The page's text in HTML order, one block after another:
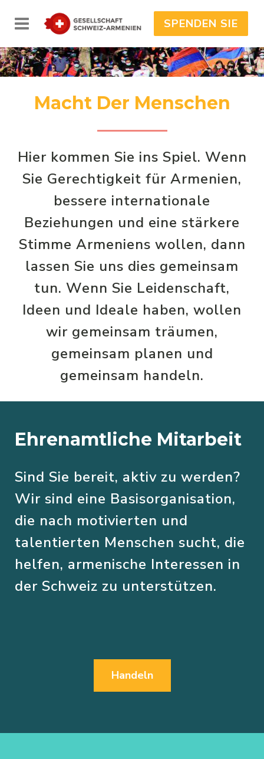
SPENDEN SIE
Macht Der Menschen
Hier kommen Sie ins Spiel. Wenn
Sie Gerechtigkeit für Armenien,
bessere internationale
Beziehungen und eine stärkere
Stimme Armeniens wollen, dann
lassen Sie uns dies gemeinsam
tun. Wenn Sie Leidenschaft,
Ideen und Ideale haben, wollen
wir gemeinsam träumen,
gemeinsam planen und
gemeinsam handeln.
Ehrenamtliche Mitarbeit
Sind Sie bereit, aktiv zu werden?
Wir sind eine Basisorganisation,
die nach motivierten und
talentierten Menschen sucht, die
helfen, armenische Interessen in
der Schweiz zu unterstützen.
Handeln